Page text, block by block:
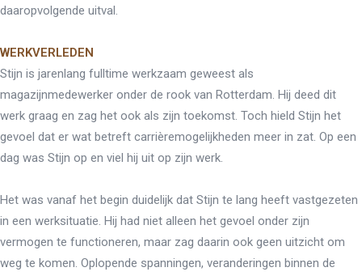
daaropvolgende uitval.
WERKVERLEDEN
Stijn is jarenlang fulltime werkzaam geweest als
magazijnmedewerker onder de rook van Rotterdam. Hij deed dit
werk graag en zag het ook als zijn toekomst. Toch hield Stijn het
gevoel dat er wat betreft carrièremogelijkheden meer in zat. Op een
dag was Stijn op en viel hij uit op zijn werk.
Het was vanaf het begin duidelijk dat Stijn te lang heeft vastgezeten
in een werksituatie. Hij had niet alleen het gevoel onder zijn
vermogen te functioneren, maar zag daarin ook geen uitzicht om
weg te komen. Oplopende spanningen, veranderingen binnen de